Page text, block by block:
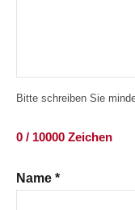
Bitte schreiben Sie
0 / 10000 Zeichen
Name *